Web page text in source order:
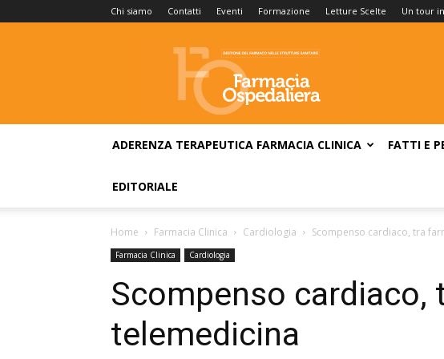
Chi siamo Contatti Eventi Formazione Letture Scelte Un tour
Farmacia
Ospedaliera
ADERENZA TERAPEUTICA FARMACIA CLINICA FATTI E
EDITORIALE
Home Farmacia Clinica Cardiologia Scompenso cardiaco, tra
Farmacia Clinica Cardiologia
Scompenso cardiaco,
telemedicina